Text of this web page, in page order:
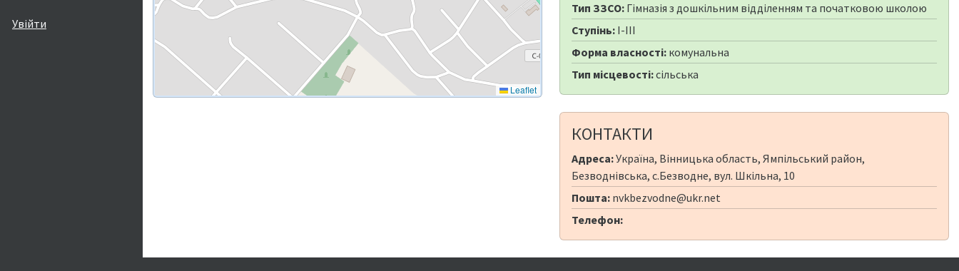
Увійти
Leaflet
Тип ЗЗСО: Гімназія з дошкільним відділенням та початковою школою
Ступінь: I-III
Форма власності: комунальна
Тип місцевості:сільська
КОНТАКТИ
Адреса:Україна, Вінницька область, Ямпільський район,
Безводнівська, с.Безводне, вул. Шкільна, 10
Пошта: nvkbezvodne@ukr.net
Телефон: